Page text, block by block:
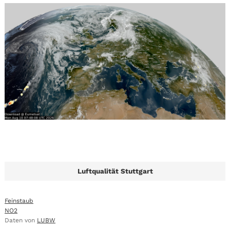
Luftqualität Stuttgart
Feinstaub
NO2
Daten von LUBW